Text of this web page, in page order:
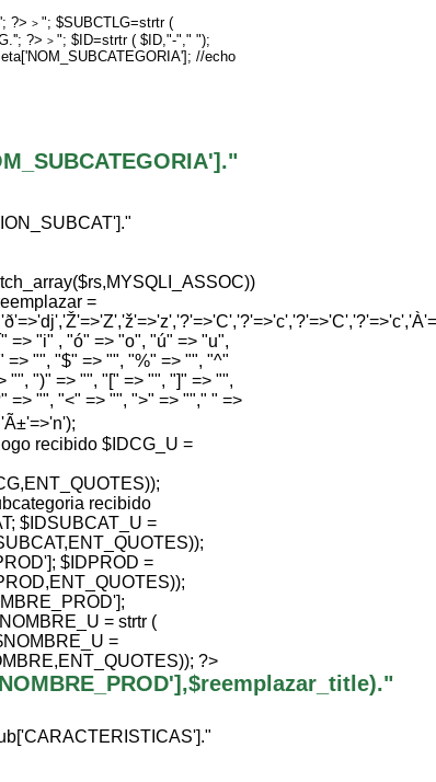
?>>"; $SUBCTLG=strtr (
?>>"; $ID=strtr ( $ID,"-"," ");
//echo
=
=> "i" , "ó" => "o", "ú" => "u",
=> "", "$" => "", "%" => "", "^"
"", ")" => "", "[" => "", "]" => "",
=> "", "<" => "", ">" => ""," " =>
recibido $IDCG_U =
recibido
$IDSUBCAT_U =
$IDPROD =
= strtr (
=
?>